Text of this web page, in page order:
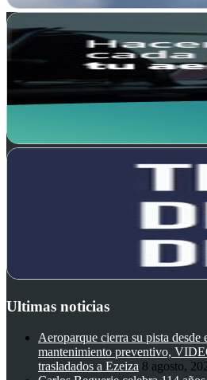
Ultimas noticias
Aeroparque cierra su pista desde
mantenimiento preventivo,
trasladados a Ezeiza 8 agosto,